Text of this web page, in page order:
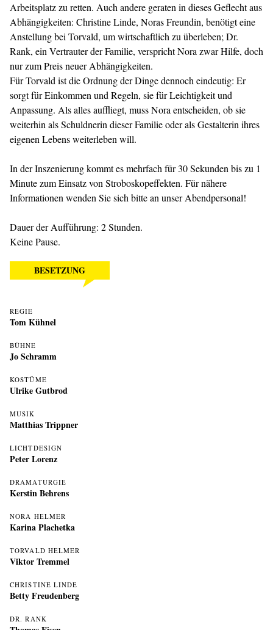
Arbeitsplatz zu retten. Auch andere geraten in dieses Geflecht aus
Abhängigkeiten: Christine Linde, Noras Freundin, benötigt eine
Anstellung bei Torvald, um wirtschaftlich zu überleben; Dr.
Rank, ein Vertrauter der Familie, verspricht Nora zwar Hilfe, doch
nur zum Preis neuer Abhängigkeiten.
Für Torvald ist die Ordnung der Dinge dennoch eindeutig: Er
sorgt für Einkommen und Regeln, sie für Leichtigkeit und
Anpassung. Als alles auffliegt, muss Nora entscheiden, ob sie
weiterhin als Schuldnerin dieser Familie oder als Gestalterin ihres
eigenen Lebens weiterleben will.
In der Inszenierung kommt es mehrfach für 30 Sekunden bis zu 1
Minute zum Einsatz von Stroboskopeffekten. Für nähere
Informationen wenden Sie sich bitte an unser Abendpersonal!
Dauer der Aufführung: 2 Stunden.
Keine Pause.
BESETZUNG
REGIE
Tom Kühnel
BÜHNE
Jo Schramm
KOSTÜME
Ulrike Gutbrod
MUSIK
Matthias Trippner
LICHTDESIGN
Peter Lorenz
DRAMATURGIE
Kerstin Behrens
NORA HELMER
Karina Plachetka
TORVALD HELMER
Viktor Tremmel
CHRISTINE LINDE
Betty Freudenberg
DR. RANK